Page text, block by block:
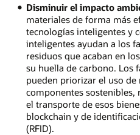
Disminuir el impacto
materiales de forma más
tecnologías inteligentes y
inteligentes ayudan a los
residuos que acaban en
su huella de carbono. Los
pueden priorizar el uso de
componentes sostenibles,
el transporte de esos
blockchain y de
(RFID).